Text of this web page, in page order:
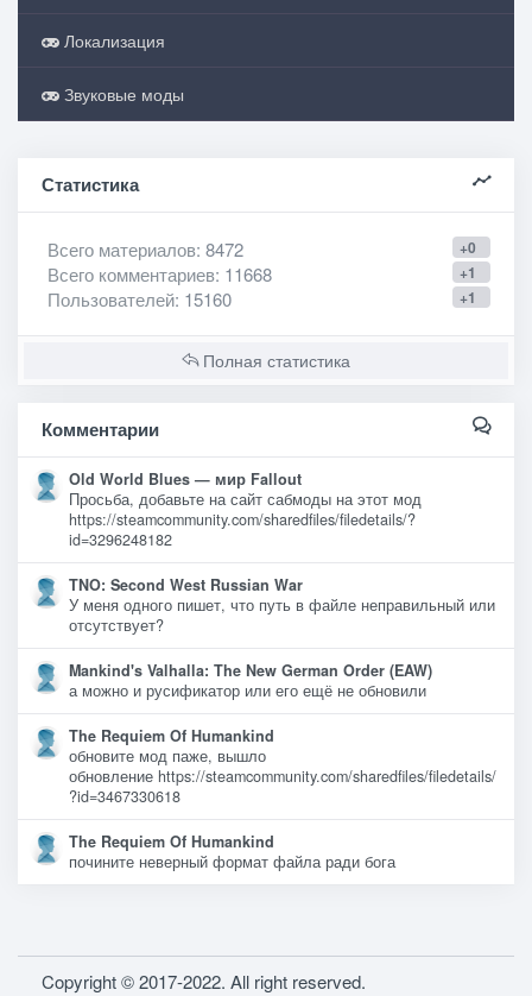
Локализация
Звуковые моды
Статистика
+0
Всего материалов: 8472
+1
Всего комментариев: 11668
+1
Пользователей: 15160
Полная статистика
Комментарии
Old World Blues — мир Fallout
Просьба, добавьте на сайт сабмоды на этот мод
https://steamcommunity.com/sharedfiles/filedetails/?
id=3296248182
TNO: Second West Russian War
У меня одного пишет, что путь в файле неправильный или
отсутствует?
Mankind's Valhalla: The New German Order (EAW)
а можно и русификатор или его ещё не обновили
The Requiem Of Humankind
обновите мод паже, вышло
обновление https://steamcommunity.com/sharedfiles/filedetails/
?id=3467330618
The Requiem Of Humankind
почините неверный формат файла ради бога
Copyright © 2017-2022. All right reserved.